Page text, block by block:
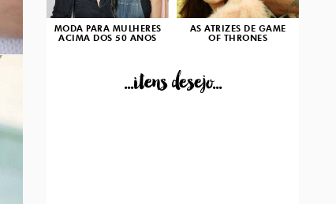
MODA PARA MULHERES
ACIMA DOS 50 ANOS
AS ATRIZES DE GAME
OF THRONES
...itens desejo...